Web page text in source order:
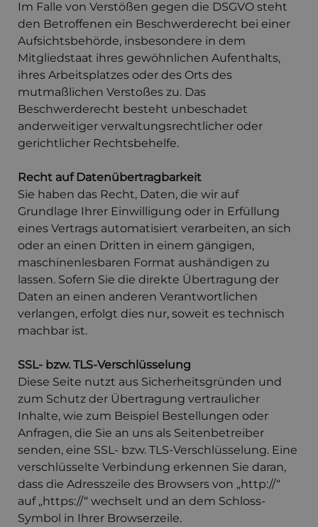
Im Falle von Verstößen gegen die DSGVO steht
den Betroffenen ein Beschwerderecht bei einer
Aufsichtsbehörde, insbesondere in dem
Mitgliedstaat ihres gewöhnlichen Aufenthalts,
ihres Arbeitsplatzes oder des Orts des
mutmaßlichen Verstoßes zu. Das
Beschwerderecht besteht unbeschadet
anderweitiger verwaltungsrechtlicher oder
gerichtlicher Rechtsbehelfe.
Recht auf Daten­übertrag­barkeit
Sie haben das Recht, Daten, die wir auf
Grundlage Ihrer Einwilligung oder in Erfüllung
eines Vertrags automatisiert verarbeiten, an sich
oder an einen Dritten in einem gängigen,
maschinenlesbaren Format aushändigen zu
lassen. Sofern Sie die direkte Übertragung der
Daten an einen anderen Verantwortlichen
verlangen, erfolgt dies nur, soweit es technisch
machbar ist.
SSL- bzw. TLS-Verschlüsselung
Diese Seite nutzt aus Sicherheitsgründen und
zum Schutz der Übertragung vertraulicher
Inhalte, wie zum Beispiel Bestellungen oder
Anfragen, die Sie an uns als Seitenbetreiber
senden, eine SSL- bzw. TLS-Verschlüsselung. Eine
verschlüsselte Verbindung erkennen Sie daran,
dass die Adresszeile des Browsers von „http://“
auf „https://“ wechselt und an dem Schloss-
Symbol in Ihrer Browserzeile.